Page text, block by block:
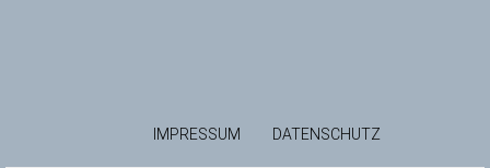
IMPRESSUM DATENSCHUTZ